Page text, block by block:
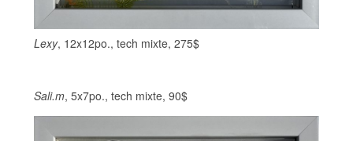
Lexy, 12x12po., tech mixte, 275$
Sali.m, 5x7po., tech mixte, 90$